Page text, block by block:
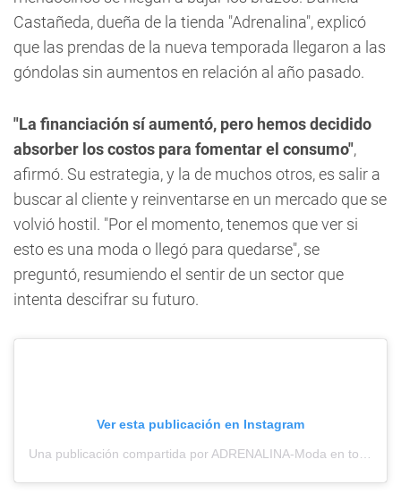
Castañeda, dueña de la tienda "Adrenalina", explicó
que las prendas de la nueva temporada llegaron a las
góndolas sin aumentos en relación al año pasado.
"La financiación sí aumentó, pero hemos decidido
absorber los costos para fomentar el consumo",
afirmó. Su estrategia, y la de muchos otros, es salir a
buscar al cliente y reinventarse en un mercado que se
volvió hostil. "Por el momento, tenemos que ver si
esto es una moda o llegó para quedarse", se
preguntó, resumiendo el sentir de un sector que
intenta descifrar su futuro.
Ver esta publicación en Instagram